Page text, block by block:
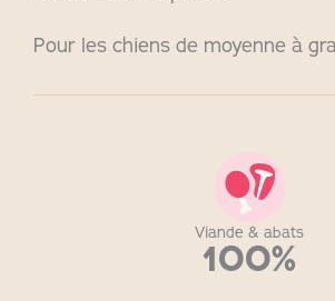
Pour les chiens de moyenne à
Viande & abats
100%